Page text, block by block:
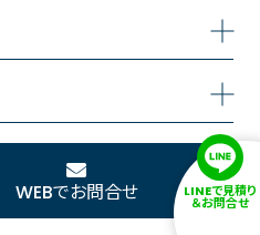
WEBでお問合せ LINEで見積り
＆お問合せ